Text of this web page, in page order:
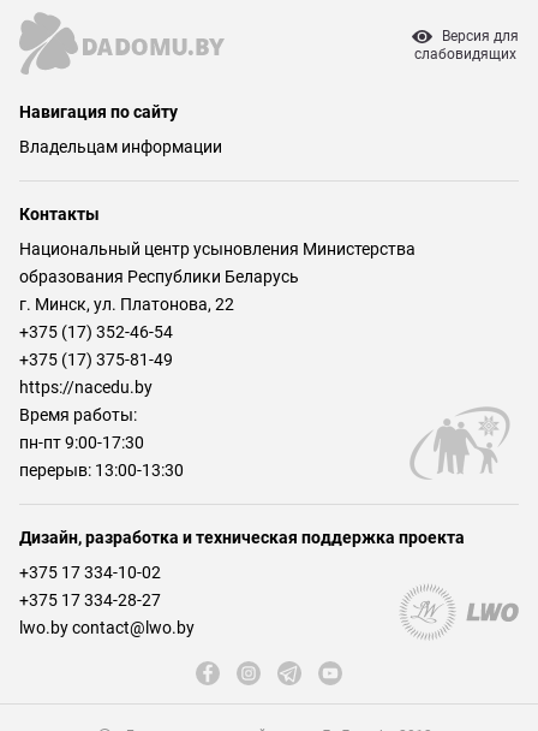
Версия для
слабовидящих
Навигация по сайту
Владельцам информации
Контакты
Национальный центр усыновления Министерства
образования Республики Беларусь
г. Минск, ул. Платонова, 22
+375 (17) 352-46-54
+375 (17) 375-81-49
https://nacedu.by
Время работы:
пн-пт 9:00-17:30
перерыв: 13:00-13:30
Дизайн, разработка и техническая поддержка проекта
+375 17 334-10-02
+375 17 334-28-27
lwo.by contact@lwo.by